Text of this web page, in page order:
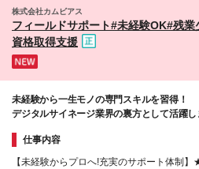
株式会社カムビアス
フィールドサポート#未経験OK#残
資格取得支援
未経験から一生モノの専門スキルを習得！
デジタルサイネージ業界の裏方として活躍
仕事内容
【未経験からプロへ!充実のサポート体制